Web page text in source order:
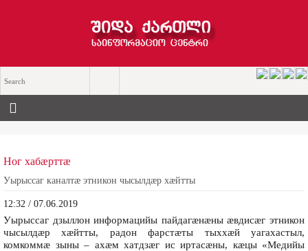
Ног хабæрттæ
Уырыссаг каналтæ этникон чысылдæр хæйтты
12:32 / 07.06.2019
Уырыссаг дзыллон информацийы пайдагæнæны æвдисæг этникон
чысылдæр хæйтты, радон фарстæты тыххæй уагахастыл,
комкоммæ зыны – ахæм хатдзæг ис иртасæны, кæцы «Медийы